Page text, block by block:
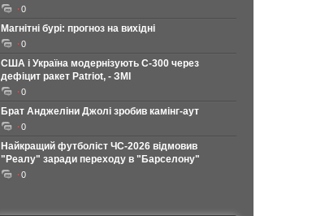
0
Магнітні бурі: прогноз на вихідні
0
США і Україна модернізують С-300 через
дефіцит ракет Patriot, - ЗМІ
0
Брат Анджеліни Джолі зробив камінг-аут
0
Найкращий футболіст ЧС-2026 відмовив
"Реалу" заради переходу в "Барселону"
0